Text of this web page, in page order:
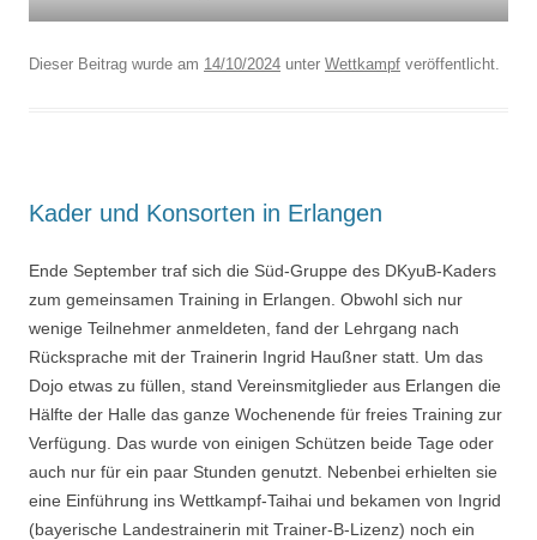
Dieser Beitrag wurde am 14/10/2024 unter Wettkampf veröffentlicht.
Kader und Konsorten in Erlangen
Ende September traf sich die Süd-Gruppe des DKyuB-Kaders
zum gemeinsamen Training in Erlangen. Obwohl sich nur
wenige Teilnehmer anmeldeten, fand der Lehrgang nach
Rücksprache mit der Trainerin Ingrid Haußner statt. Um das
Dojo etwas zu füllen, stand Vereinsmitglieder aus Erlangen die
Hälfte der Halle das ganze Wochenende für freies Training zur
Verfügung. Das wurde von einigen Schützen beide Tage oder
auch nur für ein paar Stunden genutzt. Nebenbei erhielten sie
eine Einführung ins Wettkampf-Taihai und bekamen von Ingrid
(bayerische Landestrainerin mit Trainer-B-Lizenz) noch ein